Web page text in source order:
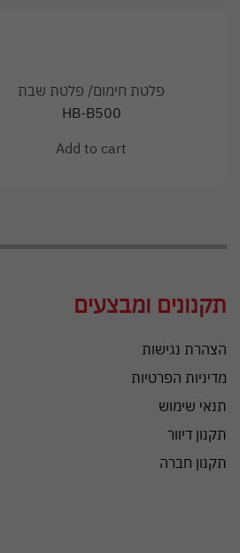
פלטת חימום/ פלטת שבת
HB-B500
Add to cart
תקנונים ומבצעים
הצהרת נגישות
מדיניות הפרטיות
תנאי שימוש
תקנון דיוור
תקנון חברה